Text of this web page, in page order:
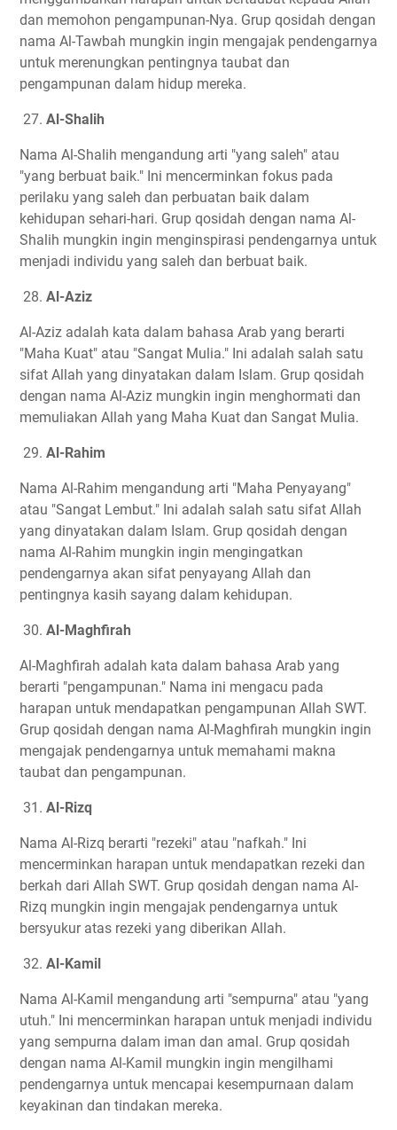
dan memohon pengampunan-Nya. Grup qosidah dengan
nama Al-Tawbah mungkin ingin mengajak pendengarnya
untuk merenungkan pentingnya taubat dan
pengampunan dalam hidup mereka.
27. Al-Shalih
Nama Al-Shalih mengandung arti "yang saleh" atau
"yang berbuat baik." Ini mencerminkan fokus pada
perilaku yang saleh dan perbuatan baik dalam
kehidupan sehari-hari. Grup qosidah dengan nama Al-
Shalih mungkin ingin menginspirasi pendengarnya untuk
menjadi individu yang saleh dan berbuat baik.
28. Al-Aziz
Al-Aziz adalah kata dalam bahasa Arab yang berarti
"Maha Kuat" atau "Sangat Mulia." Ini adalah salah satu
sifat Allah yang dinyatakan dalam Islam. Grup qosidah
dengan nama Al-Aziz mungkin ingin menghormati dan
memuliakan Allah yang Maha Kuat dan Sangat Mulia.
29. Al-Rahim
Nama Al-Rahim mengandung arti "Maha Penyayang"
atau "Sangat Lembut." Ini adalah salah satu sifat Allah
yang dinyatakan dalam Islam. Grup qosidah dengan
nama Al-Rahim mungkin ingin mengingatkan
pendengarnya akan sifat penyayang Allah dan
pentingnya kasih sayang dalam kehidupan.
30. Al-Maghfirah
Al-Maghfirah adalah kata dalam bahasa Arab yang
berarti "pengampunan." Nama ini mengacu pada
harapan untuk mendapatkan pengampunan Allah SWT.
Grup qosidah dengan nama Al-Maghfirah mungkin ingin
mengajak pendengarnya untuk memahami makna
taubat dan pengampunan.
31. Al-Rizq
Nama Al-Rizq berarti "rezeki" atau "nafkah." Ini
mencerminkan harapan untuk mendapatkan rezeki dan
berkah dari Allah SWT. Grup qosidah dengan nama Al-
Rizq mungkin ingin mengajak pendengarnya untuk
bersyukur atas rezeki yang diberikan Allah.
32. Al-Kamil
Nama Al-Kamil mengandung arti "sempurna" atau "yang
utuh." Ini mencerminkan harapan untuk menjadi individu
yang sempurna dalam iman dan amal. Grup qosidah
dengan nama Al-Kamil mungkin ingin mengilhami
pendengarnya untuk mencapai kesempurnaan dalam
keyakinan dan tindakan mereka.